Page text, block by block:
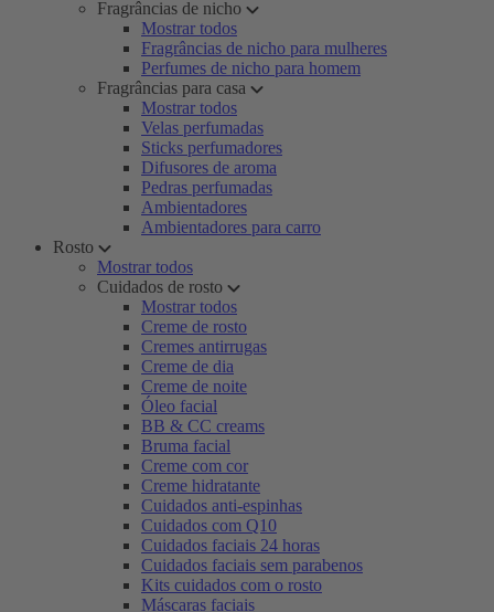
Fragrâncias de nicho
Mostrar todos
Fragrâncias de nicho para mulheres
Perfumes de nicho para homem
Fragrâncias para casa
Mostrar todos
Velas perfumadas
Sticks perfumadores
Difusores de aroma
Pedras perfumadas
Ambientadores
Ambientadores para carro
Rosto
Mostrar todos
Cuidados de rosto
Mostrar todos
Creme de rosto
Cremes antirrugas
Creme de dia
Creme de noite
Óleo facial
BB & CC creams
Bruma facial
Creme com cor
Creme hidratante
Cuidados anti-espinhas
Cuidados com Q10
Cuidados faciais 24 horas
Cuidados faciais sem parabenos
Kits cuidados com o rosto
Máscaras faciais